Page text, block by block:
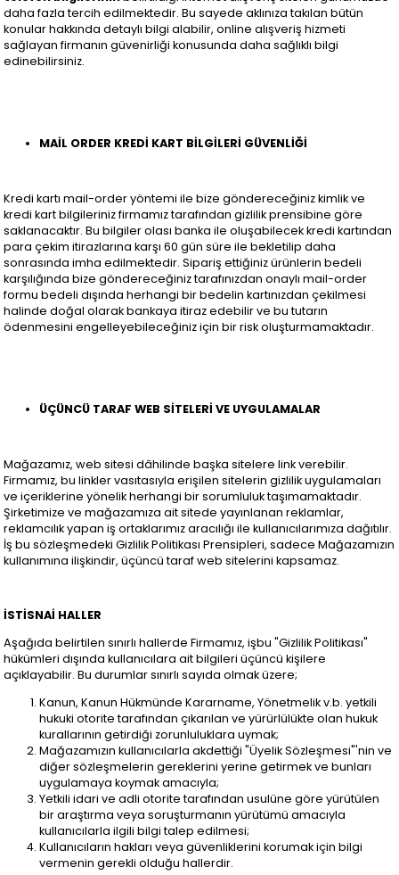
daha fazla tercih edilmektedir. Bu sayede aklınıza takılan bütün
konular hakkında detaylı bilgi alabilir, online alışveriş hizmeti
sağlayan firmanın güvenirliği konusunda daha sağlıklı bilgi
edinebilirsiniz.
MAİL ORDER KREDİ KART BİLGİLERİ GÜVENLİĞİ
Kredi kartı mail-order yöntemi ile bize göndereceğiniz kimlik ve
kredi kart bilgileriniz firmamız tarafından gizlilik prensibine göre
saklanacaktır. Bu bilgiler olası banka ile oluşabilecek kredi kartından
para çekim itirazlarına karşı 60 gün süre ile bekletilip daha
sonrasında imha edilmektedir. Sipariş ettiğiniz ürünlerin bedeli
karşılığında bize göndereceğiniz tarafınızdan onaylı mail-order
formu bedeli dışında herhangi bir bedelin kartınızdan çekilmesi
halinde doğal olarak bankaya itiraz edebilir ve bu tutarın
ödenmesini engelleyebileceğiniz için bir risk oluşturmamaktadır.
ÜÇÜNCÜ TARAF WEB SİTELERİ VE UYGULAMALAR
Mağazamız, web sitesi dâhilinde başka sitelere link verebilir.
Firmamız, bu linkler vasıtasıyla erişilen sitelerin gizlilik uygulamaları
ve içeriklerine yönelik herhangi bir sorumluluk taşımamaktadır.
Şirketimize ve mağazamıza ait sitede yayınlanan reklamlar,
reklamcılık yapan iş ortaklarımız aracılığı ile kullanıcılarımıza dağıtılır.
İş bu sözleşmedeki Gizlilik Politikası Prensipleri, sadece Mağazamızın
kullanımına ilişkindir, üçüncü taraf web sitelerini kapsamaz.
İSTİSNAİ HALLER
Aşağıda belirtilen sınırlı hallerde Firmamız, işbu "Gizlilik Politikası"
hükümleri dışında kullanıcılara ait bilgileri üçüncü kişilere
açıklayabilir. Bu durumlar sınırlı sayıda olmak üzere;
Kanun, Kanun Hükmünde Kararname, Yönetmelik v.b. yetkili
hukuki otorite tarafından çıkarılan ve yürürlülükte olan hukuk
kurallarının getirdiği zorunluluklara uymak;
Mağazamızın kullanıcılarla akdettiği "Üyelik Sözleşmesi"'nin ve
diğer sözleşmelerin gereklerini yerine getirmek ve bunları
uygulamaya koymak amacıyla;
Yetkili idari ve adli otorite tarafından usulüne göre yürütülen
bir araştırma veya soruşturmanın yürütümü amacıyla
kullanıcılarla ilgili bilgi talep edilmesi;
Kullanıcıların hakları veya güvenliklerini korumak için bilgi
vermenin gerekli olduğu hallerdir.